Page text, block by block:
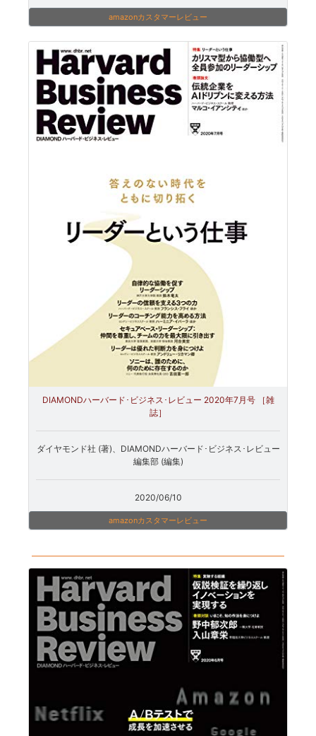
amazonカスタマーレビュー
DIAMONDハーバード･ビジネス･レビュー 2020年7月号 ［雑
誌］
ダイヤモンド社 (著)、DIAMONDハーバード･ビジネス･レビュー
編集部 (編集)
2020/06/10
amazonカスタマーレビュー